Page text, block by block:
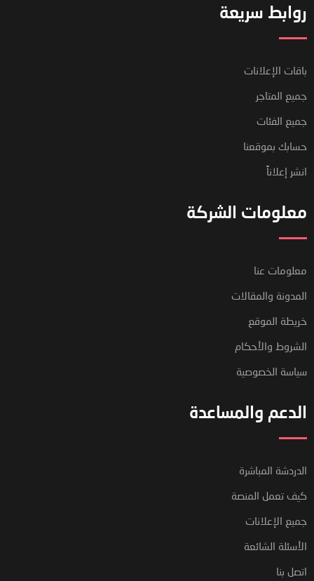
روابط سريعة
باقات الإعلانات
جميع المتاجر
جميع الفئات
حسابك بموقعنا
انشر إعلاناً
معلومات الشركة
معلومات عنا
المدونة والمقالات
خريطة الموقع
الشروط والأحكام
سياسة الخصوصية
الدعم والمساعدة
الدردشة المباشرة
كيف تعمل المنصة
جميع الإعلانات
الأسئلة الشائعة
اتصل بنا
فريق دعم العملاء لدينا هنا للإجابة
مرحبًا ، كيف يمكنني المساعدة؟